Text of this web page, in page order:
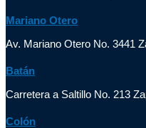
Mariano Otero
Av. Mariano Otero No. 3441
Batán
Carretera a Saltillo No. 213
Colón